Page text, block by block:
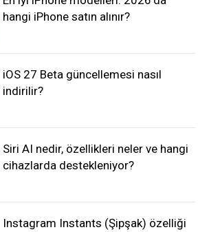
hangi iPhone satın alınır?
iOS 27 Beta güncellemesi nasıl
indirilir?
Siri AI nedir, özellikleri neler ve hangi
cihazlarda destekleniyor?
Instagram Instants (Şipşak) özelliği